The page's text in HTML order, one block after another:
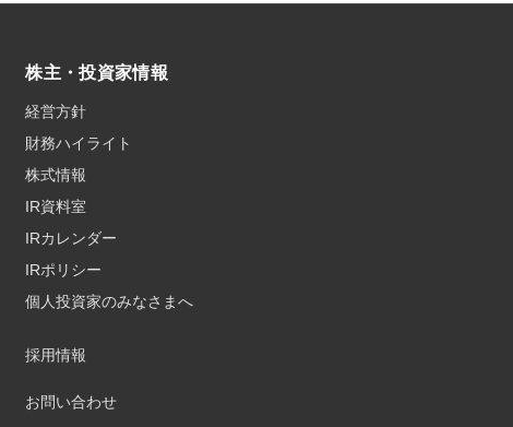
株主・投資家情報
経営方針
財務ハイライト
株式情報
IR資料室
IRカレンダー
IRポリシー
個人投資家のみなさまへ
採用情報
お問い合わせ